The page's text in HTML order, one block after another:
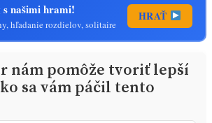
našimi hrami!
hľadanie rozdielov, solitaire
HRAŤ
nám pomôže tvoriť lepší
sa vám páčil tento